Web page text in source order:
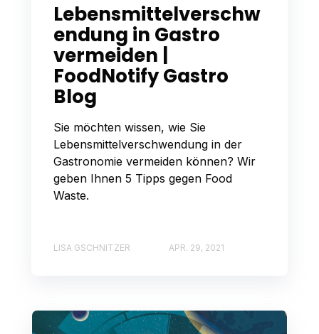
Lebensmittelverschw
endung in Gastro
vermeiden |
FoodNotify Gastro
Blog
Sie möchten wissen, wie Sie
Lebensmittelverschwendung in der
Gastronomie vermeiden können? Wir
geben Ihnen 5 Tipps gegen Food
Waste.
LISA GSCHNITZER APR. 29, 2021